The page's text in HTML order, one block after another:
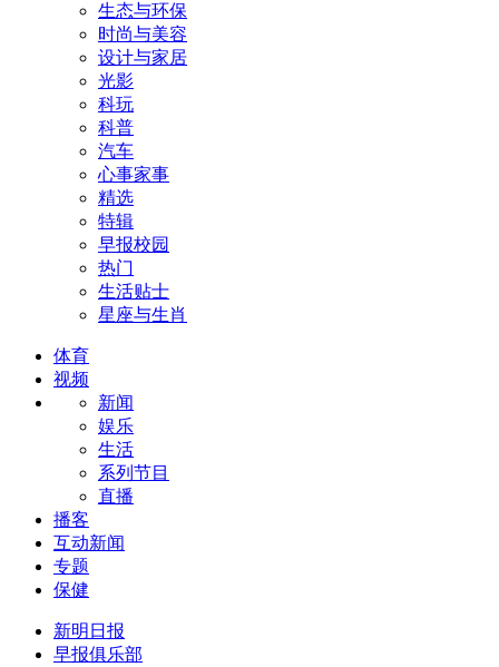
生态与环保
时尚与美容
设计与家居
光影
科玩
科普
汽车
心事家事
精选
特辑
早报校园
热门
生活贴士
星座与生肖
体育
视频
新闻
娱乐
生活
系列节目
直播
播客
互动新闻
专题
保健
新明日报
早报俱乐部